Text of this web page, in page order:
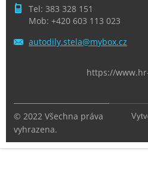
Tel: 383 328 151
Mob: +420 603 113 023
autodily.stela@mybox.cz
https://
© 2022 Všechna práva
vyhrazena.